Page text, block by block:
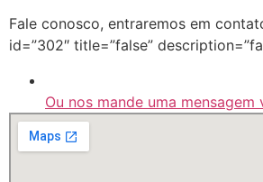
Fale conosco, entraremos em
id=”302″ title=”false”
Ou nos mande uma mensagem